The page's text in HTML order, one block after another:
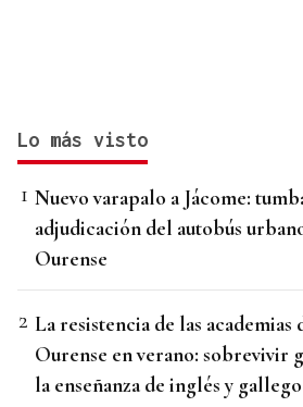
Lo más visto
Nuevo varapalo a Jácome:
adjudicación del autobús
Ourense
La resistencia de las academias
Ourense en verano: sobrevivir
la enseñanza de inglés y gallego